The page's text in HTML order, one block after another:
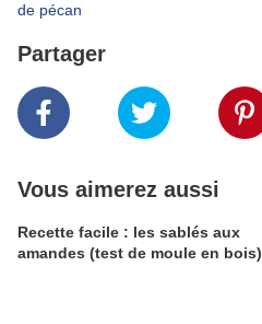
de pécan
Partager
Vous aimerez aussi
Recette facile : les sablés aux
amandes (test de moule en bois)